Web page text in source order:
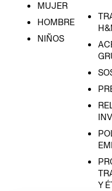
MUJER
HOMBRE
NIÑOS
Y